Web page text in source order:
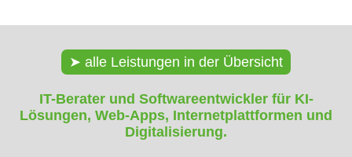
alle Leistungen in der Übersicht
IT-Berater und Softwareentwickler für KI-
Lösungen, Web-Apps, Internetplattformen und
Digitalisierung.